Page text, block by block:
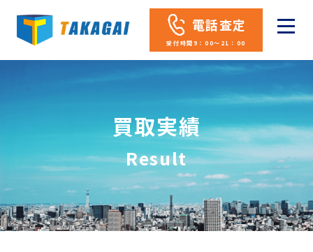
電話査定
受付時間9：00～21：00
買取実績
Result